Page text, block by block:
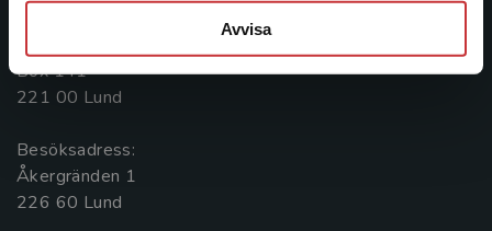
Avvisa
Box 141
221 00 Lund
Besöksadress:
Åkergränden 1